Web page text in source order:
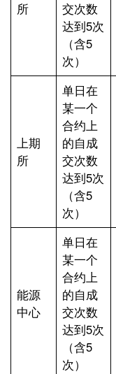
所
交次数
达到5次
（含5
次）
上期
所
单日在
某一个
合约上
的自成
交次数
达到5次
（含5
次）
能源
中心
单日在
某一个
合约上
的自成
交次数
达到5次
（含5
次）